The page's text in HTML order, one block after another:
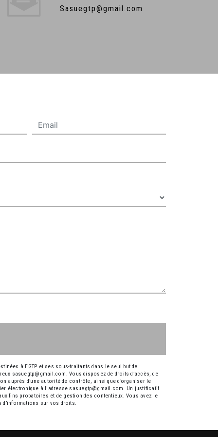
sasuegtp@gmail.com
à EGTP et ses sous-traitants dans le seul but de
sasuegtp@gmail.com. Vous disposez de droits d’accès, de
auprès d’une autorité de contrôle, ainsi que d’organiser le
électronique à l'adresse sasuegtp@gmail.com. Un justificatif
fins probatoires et de gestion des contentieux. Vous avez le
sur vos droits.